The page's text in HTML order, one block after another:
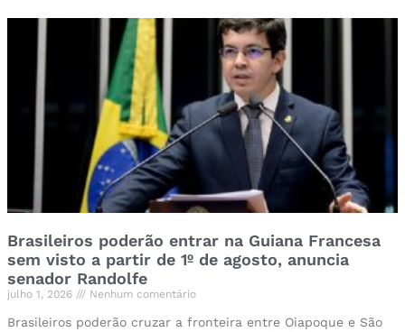
Brasileiros poderão entrar na Guiana Francesa
sem visto a partir de 1º de agosto, anuncia
senador Randolfe
julho 1, 2026 Nenhum comentário
Brasileiros poderão cruzar a fronteira entre Oiapoque e São